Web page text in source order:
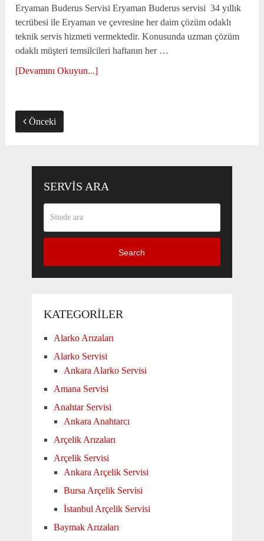
Eryaman Buderus Servisi Eryaman Buderus servisi 34 yıllık
tecrübesi ile Eryaman ve çevresine her daim çözüm odaklı
teknik servis hizmeti vermektedir. Konusunda uzman çözüm
odaklı müşteri temsilcileri haftanın her …
[Devamını Okuyun...]
Önceki
SERVIS ARA
Search
KATEGORILER
Alarko Arızaları
Alarko Servisi
Ankara Alarko Servisi
Amana Servisi
Anahtar Servisi
Ankara Anahtarcı
Arçelik Arızaları
Arçelik Servisi
Ankara Arçelik Servisi
Bursa Arçelik Servisi
İstanbul Arçelik Servisi
Baymak Arızaları